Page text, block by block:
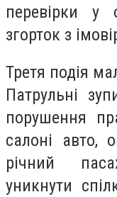
перевірки у
згорток з
Третя подія
Патрульні
порушення
салоні авто,
річний
уникнути